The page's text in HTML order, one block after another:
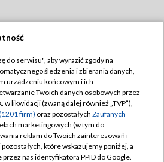
TVP
Cyfrowa
Regulamin TVP
prywatności
Moje zgody
Pomoc
do serwisu", aby wyrazić zgody na
śledzenia i zbierania danych,
urządzeniu końcowym i ich
Twoich danych osobowych przez
w likwidacji (zwaną dalej również „TVP”),
firm) oraz pozostałych Zaufanych
marketingowych (w tym do
reklam do Twoich zainteresowań i
które wskazujemy poniżej, a
nas identyfikatora PPID do Google.